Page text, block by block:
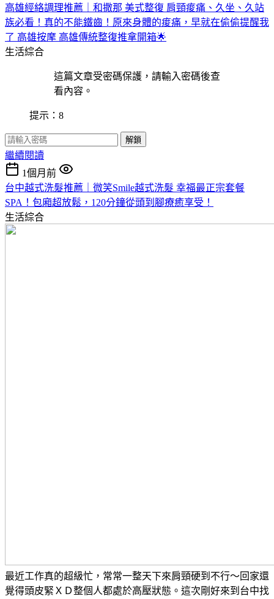
高雄經絡調理推薦｜和撒那 美式整復 肩頸痠痛、久坐、久站
族必看！真的不能鐵齒！原來身體的痠痛，早就在偷偷提醒我
了 高雄按摩 高雄傳統整復推拿開箱🌟
生活綜合
這篇文章受密碼保護，請輸入密碼後查
看內容。
提示：8
解鎖
繼續閱讀
1個月前
台中越式洗髮推薦｜微笑Smile越式洗髮 幸福最正宗套餐
SPA！包廂超放鬆，120分鐘從頭到腳療癒享受！
生活綜合
最近工作真的超級忙，常常一整天下來肩頸硬到不行～回家還
覺得頭皮緊ＸＤ整個人都處於高壓狀態。這次剛好來到台中找